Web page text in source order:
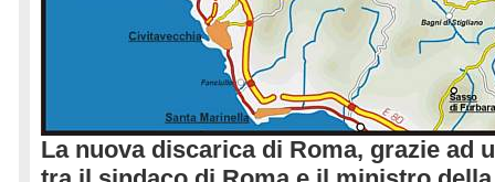
La nuova discarica di Roma, grazie ad